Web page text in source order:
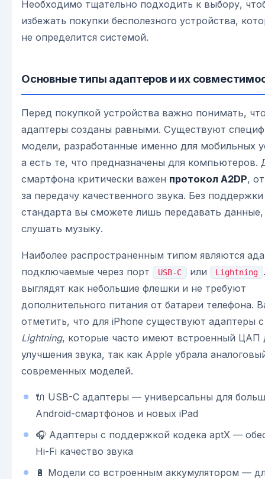
Необходимо тщательно подходить к выбору,
избежать покупки бесполезного устройства,
не определится системой.
Основные типы адаптеров и их
Перед покупкой устройства важно понимать,
адаптеры созданы равными. Существуют
модели, разработанные именно для мобильных
а есть те, что предназначены для компьютеров.
смартфона критически важен протокол A2DP,
за передачу качественного звука. Без
стандарта вы сможете лишь передавать
слушать музыку.
Наиболее распространенным типом являются
подключаемые через порт
USB-C или Lightning
выглядят как небольшие флешки и не требуют
дополнительного питания от батареи телефона.
отметить, что для iPhone существуют адаптеры
Lightning, которые часто имеют встроенный ЦАП
улучшения звука, так как Apple убрала
современных моделей.
🔌 USB-C адаптеры — универсальны для
Android-смартфонов и новых iPad
🎧 Адаптеры с поддержкой кодека aptX —
Hi-Fi качество звука
🔋 Модели со встроенным аккумулятором —